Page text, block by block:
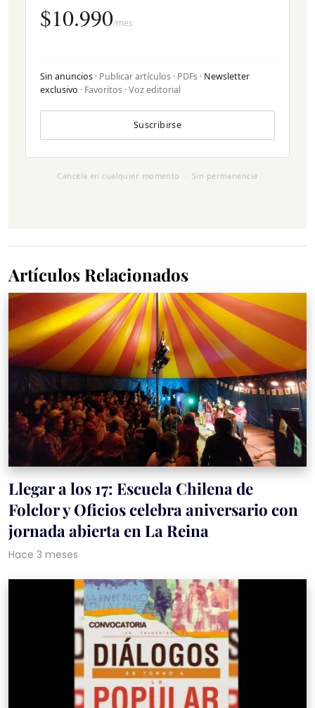
$10.990/mes
Sin anuncios · Publicar artículos · PDFs · Newsletter
exclusivo · Favoritos · Voz editorial
Suscribirse
Cancela en cualquier momento · Sin permanencia
Artículos Relacionados
Llegar a los 17: Escuela Chilena de
Folclor y Oficios celebra aniversario con
jornada abierta en La Reina
Hace 3 meses